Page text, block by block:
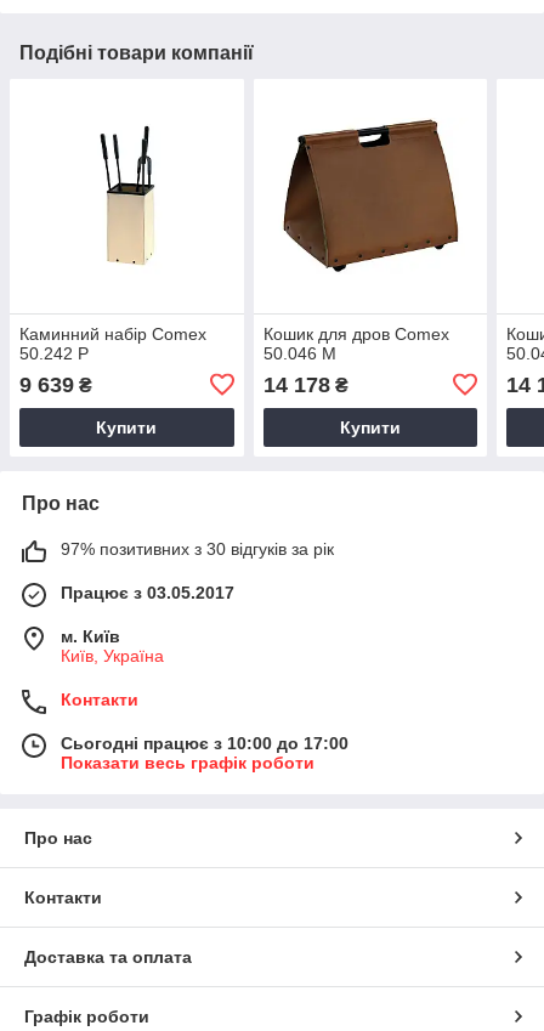
Подібні товари компанії
Каминний набір Comex
50.242 P
9 639 ₴
Купити
Кошик для дров Comex
50.046 M
14 178₴
Купити
14
Про нас
97% позитивних з 30 відгуків за рік
Працює з 03.05.2017
м. Київ
Київ, Україна
Контакти
Сьогодні працює з 10:00 до 17:00
Показати весь графік роботи
Про нас
Контакти
Доставка та оплата
Графік роботи